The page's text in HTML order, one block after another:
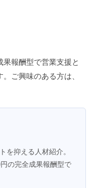
報酬型で営業支援と
ご興味のある方は、
を抑える人材紹介。
の完全成果報酬型で